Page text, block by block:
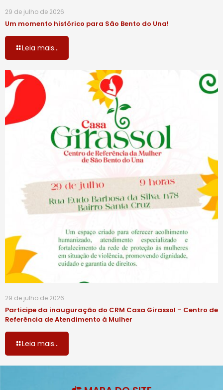
29 de julho de 2026
Um momento histórico para São Bento do Una!
Leia mais...
29 de julho de 2026
Participe da inauguração do CRM Casa Girassol – Centro de
Referência de Atendimento à Mulher
Leia mais...